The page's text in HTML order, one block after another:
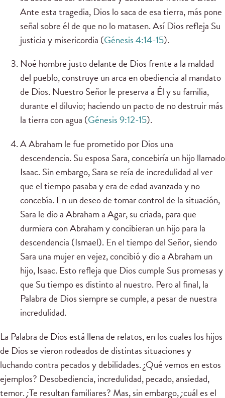
Ante esta tragedia, Dios lo saca de esa tierra, más pone
señal sobre él de que no lo matasen. Así Dios refleja Su
justicia y misericordia (Génesis 4:14-15).
Noé hombre justo delante de Dios frente a la maldad
del pueblo, construye un arca en obediencia al mandato
de Dios. Nuestro Señor le preserva a Él y su familia,
durante el diluvio; haciendo un pacto de no destruir más
la tierra con agua (Génesis 9:12-15).
A Abraham le fue prometido por Dios una
descendencia. Su esposa Sara, concebiría un hijo llamado
Isaac. Sin embargo, Sara se reía de incredulidad al ver
que el tiempo pasaba y era de edad avanzada y no
concebía. En un deseo de tomar control de la situación,
Sara le dio a Abraham a Agar, su criada, para que
durmiera con Abraham y concibieran un hijo para la
descendencia (Ismael). En el tiempo del Señor, siendo
Sara una mujer en vejez, concibió y dio a Abraham un
hijo, Isaac. Esto refleja que Dios cumple Sus promesas y
que Su tiempo es distinto al nuestro. Pero al final, la
Palabra de Dios siempre se cumple, a pesar de nuestra
incredulidad.
La Palabra de Dios está llena de relatos, en los cuales los hijos
de Dios se vieron rodeados de distintas situaciones y
luchando contra pecados y debilidades. ¿Qué vemos en estos
ejemplos? Desobediencia, incredulidad, pecado, ansiedad,
temor. ¿Te resultan familiares? Mas, sin embargo, ¿cuál es el